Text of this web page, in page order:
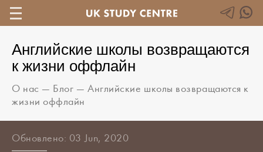
Английские школы возвращаются
к жизни оффлайн
О нас — Блог — Английские школы возвращаются к
жизни оффлайн
Обновлено: 03 Jun, 2020